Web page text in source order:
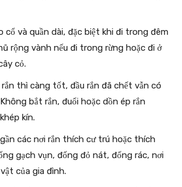
cổ và quần dài, đặc biệt khi đi trong đêm
rộng vành nếu đi trong rừng hoặc đi ở
cỏ.
thì càng tốt, đầu rắn đã chết vẫn có
bắt rắn, đuổi hoặc dồn ép rắn
kín.
các nơi rắn thích cư trú hoặc thích
gạch vụn, đống đỏ nát, đống rác, nơi
của gia đình.